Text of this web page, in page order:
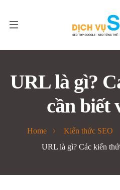
URL là gì?
cần biết
Home Kiến thức SEO
URL là gì? Các kiến